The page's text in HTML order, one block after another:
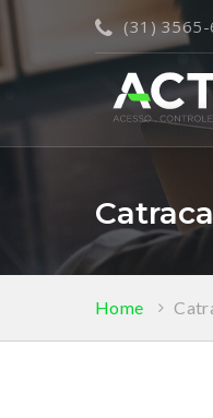
(31) 3565-
Catraca
Home